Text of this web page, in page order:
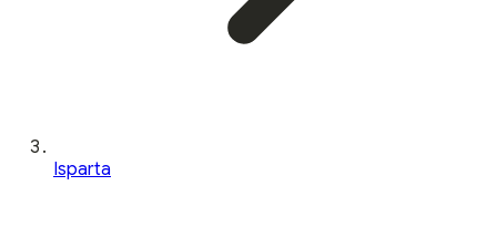
Isparta